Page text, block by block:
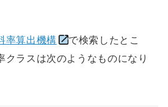
率算出機構
で検索したとこ
クラスは次のようなものになり